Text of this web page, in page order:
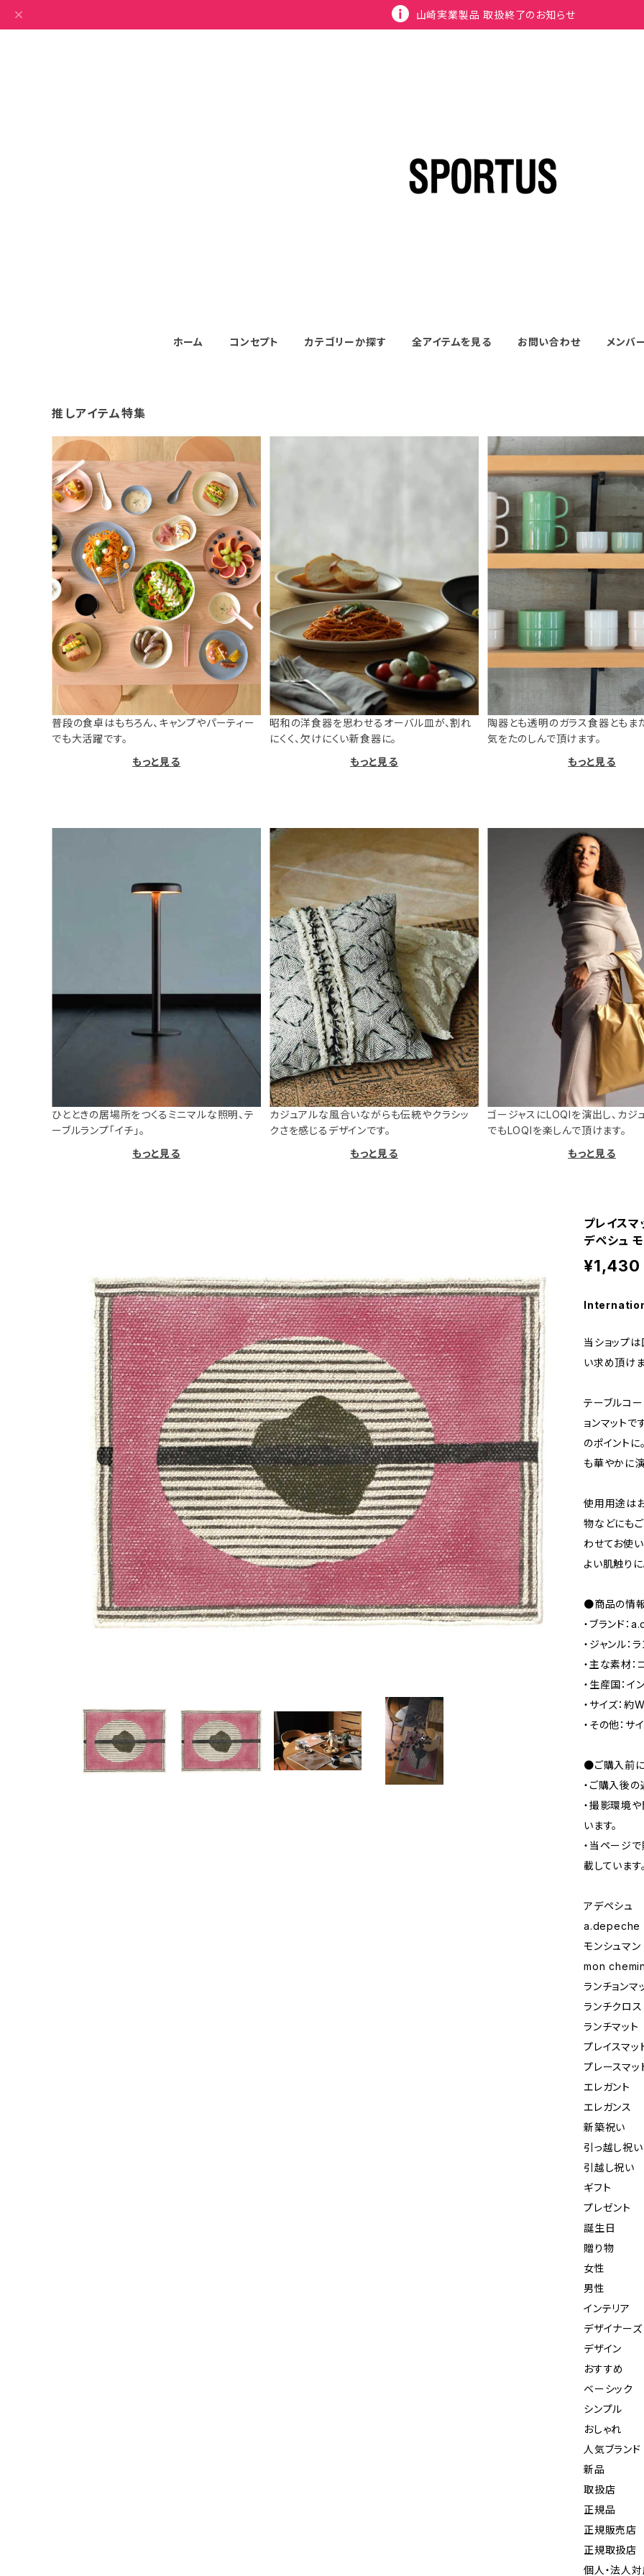
山崎実業製品 取扱終了のお知らせ
ホーム コンセプト カテゴリーか探す 全アイテムを見る お問い合わせ メンバ
推しアイテム特集
普段の食卓はもちろん、キャンプやパーティー
でも大活躍です。
もっと見る
昭和の洋食器を思わせるオーバル皿が、割れ
にくく、欠けにくい新食器に。
もっと見る
陶器とも透明のガラス食器ともま
気をたのしんで頂けます。
もっと見る
ひとときの居場所をつくるミニマルな照明、テ
ーブルランプ「イチ」。
もっと見る
カジュアルな風合いながらも伝統やクラシッ
クさを感じるデザインです。
もっと見る
ゴージャスにLOQIを演出し、カジ
でもLOQIを楽しんで頂けます。
もっと見る
プレイス
デペシュ
¥1,430
当ショップ
い求め頂けま
テーブルコ
ョンマットで
のポイント
も華やかに
使用用途は
物などにも
わせてお使
よい肌触り
●商品の情
・ブランド
・ジャンル：
・主な素材：
・生産国：イ
・サイズ：
・その他：
●ご購入前
・ご購入後
・撮影環境
います。
・当ページ
載しています
アデペシュ
a.depeche
モンシュマン
mon
ランチョンマ
ランチクロス
ランチマット
プレイスマッ
プレースマッ
エレガント
エレガンス
新築祝い
引っ越し祝い
引越し祝い
ギフト
プレゼント
誕生日
贈り物
女性
男性
インテリア
デザイナーズ
デザイン
おすすめ
ベーシック
シンプル
おしゃれ
人気ブランド
新品
取扱店
正規品
正規販売店
正規取扱店
個人・法人